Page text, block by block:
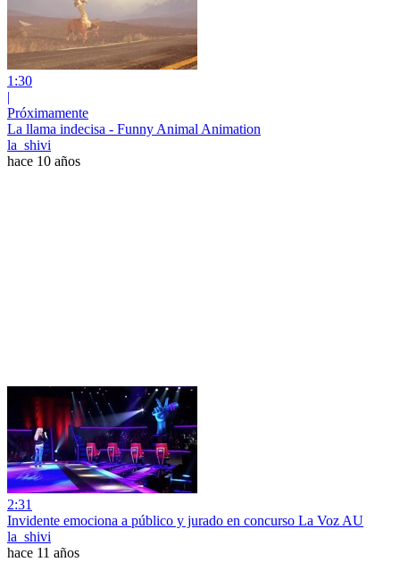
1:30
|
Próximamente
La llama indecisa - Funny Animal Animation
la_shivi
hace 10 años
2:31
Invidente emociona a público y jurado en concurso La Voz AU
la_shivi
hace 11 años